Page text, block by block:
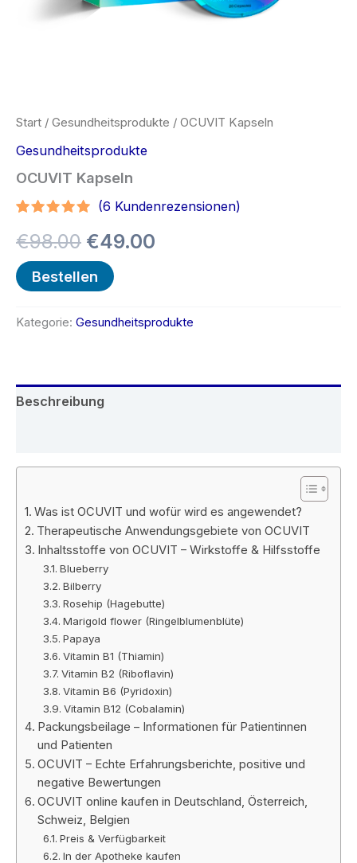
Start / Gesundheitsprodukte / OCUVIT Kapseln
Gesundheitsprodukte
OCUVIT Kapseln
mit 4.80
von 5,
basierend
auf
Kundenbewertungen
(6 Kundenrezensionen)
€98.00 Ursprünglicher
Preis
€98.00
€49.00
Bestellen
Kategorie: Gesundheitsprodukte
Beschreibung
Was ist OCUVIT und wofür wird es angewendet?
Therapeutische Anwendungsgebiete von OCUVIT
Inhaltsstoffe von OCUVIT – Wirkstoffe & Hilfsstoffe
Blueberry
Bilberry
Rosehip (Hagebutte)
Marigold flower (Ringelblumenblüte)
Papaya
Vitamin B1 (Thiamin)
Vitamin B2 (Riboflavin)
Vitamin B6 (Pyridoxin)
Vitamin B12 (Cobalamin)
Packungsbeilage – Informationen für Patientinnen
und Patienten
OCUVIT – Echte Erfahrungsberichte, positive und
negative Bewertungen
OCUVIT online kaufen in Deutschland, Österreich,
Schweiz, Belgien
Preis & Verfügbarkeit
In der Apotheke kaufen